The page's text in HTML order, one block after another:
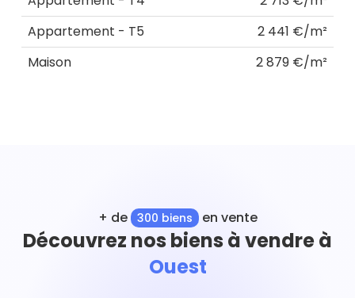
Appartement - T5
2 441 €/m²
Maison
2 879 €/m²
+ de 300 biens en vente
Découvrez nos biens à vendre à
Ouest